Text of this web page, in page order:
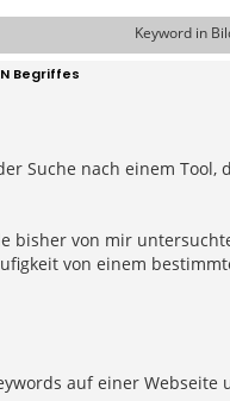
Keyword in
Begriffes
Suche nach einem Tool,
bisher von mir
von einem
auf einer Webseite